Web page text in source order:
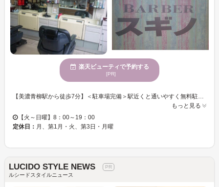
楽天ビューティで予約する
[PR]
もっと見る
【火～日曜】8：00～19：00
定休日： 月、第1月・火、第3日・月曜
LUCIDO STYLE NEWS
ルシードスタイルニュース